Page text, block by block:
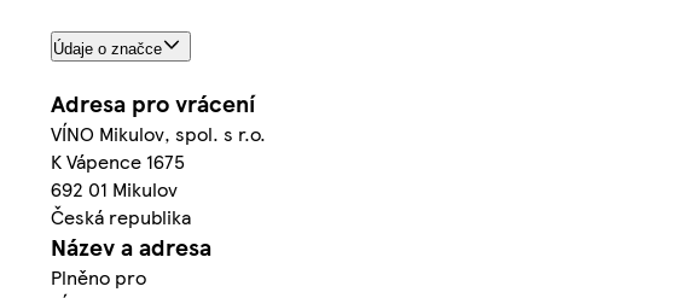
Údaje o značce
Adresa pro vrácení
VÍNO Mikulov, spol. s r.o.
K Vápence 1675
692 01 Mikulov
Česká republika
Název a adresa
Plněno pro